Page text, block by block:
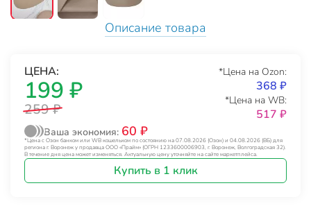
Описание товара
ЦЕНА:
199 ₽
259 ₽
*Цена на Ozon:
368 ₽
*Цена на WB:
517 ₽
Ваша экономия: 60 ₽
*Цена с Озон банком или WB кошельком по состоянию на 07.08.2026 (Озон) и 04.08.2026 (ВБ) для
региона г. Воронеж у продавца ООО «Прайм» (ОГРН 1233600006903, г. Воронеж, Волгоградская 32).
В течение дня цена может изменяться. Актуальную цену уточняйте на сайте маркетплейса.
Купить в 1 клик